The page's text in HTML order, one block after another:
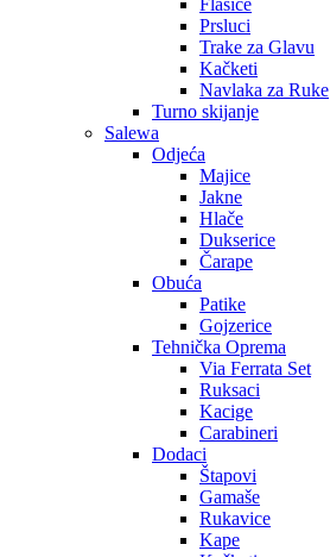
Flašice
Prsluci
Trake za Glavu
Kačketi
Navlaka za Ruke
Turno skijanje
Salewa
Odjeća
Majice
Jakne
Hlače
Dukserice
Čarape
Obuća
Patike
Gojzerice
Tehnička Oprema
Via Ferrata Set
Ruksaci
Kacige
Carabineri
Dodaci
Štapovi
Gamaše
Rukavice
Kape